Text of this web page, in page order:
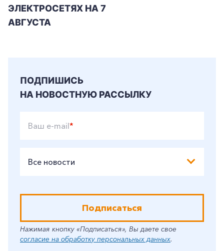
ЭЛЕКТРОСЕТЯХ НА 7
АВГУСТА
ПОДПИШИСЬ
НА НОВОСТНУЮ РАССЫЛКУ
Ваш e-mail*
Все новости
Подписаться
Нажимая кнопку «Подписаться», Вы даете свое
согласие на обработку персональных данных.